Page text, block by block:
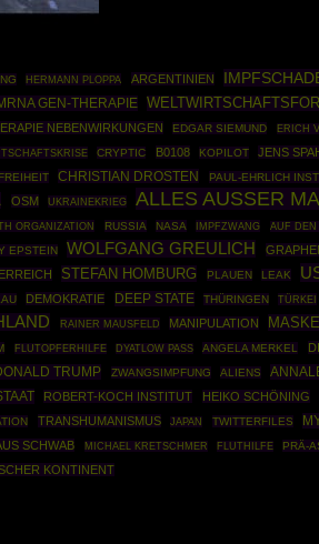
HERMANN PLOPPA ARGENTINIEN
GEN-THERAPIE
NEBENWIRKUNGEN EDGAR SIEMUND ERICH
CRYPTIC B0108 KOPILOT JENS
CHRISTIAN DROSTEN PAUL-EHRLICH
OSM UKRAINEKRIEG ALLES AUSSER
ORGANIZATION RUSSIA NASA IMPFZWANG AUF DEN
EPSTEIN WOLFGANG GREULICH
STEFAN HOMBURG PLAUEN LEAK
DEMOKRATIE DEEP STATE THÜRINGEN TÜRKEI
RAINER MAUSFELD MANIPULATION
FLUTOPFERHILFE DYATLOW PASS ANGELA MERKEL
TRUMP ZWANGSIMPFUNG ALIENS
ROBERT-KOCH INSTITUT HEIKO SCHÖNING
TRANSHUMANISMUS JAPAN TWITTERFILES
SCHWAB MICHAEL KRETSCHMER FLUTHILFE PRÄ-
KONTINENT